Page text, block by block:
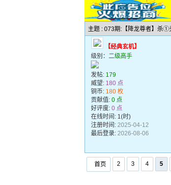
主题 : 073期:【降龙尊者
【经典玄机】
级别： 二级高手
发帖: 179
威望: 180 点
铜币: 180 枚
贡献值: 0 点
好评度: 0 点
在线时间: 1(时)
注册时间: 2025-04-12
最后登录: 2026-08-06
首页 2 3 4 5